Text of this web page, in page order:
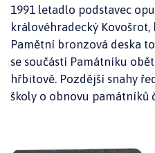
1991 letadlo podstavec
královéhradecký
Pamětní bronzová deska
se součástí Památníku
hřbitově. Pozdější snahy
školy o obnovu památníků